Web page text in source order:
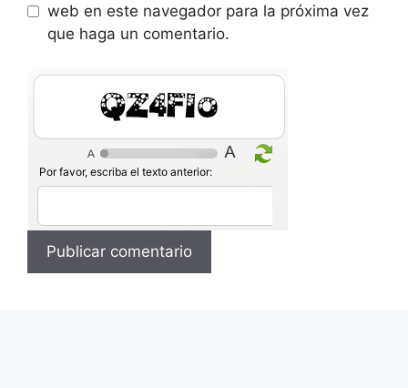
web en este navegador para la próxima vez
que haga un comentario.
8WQ2lZ
Por favor, escriba el texto anterior: